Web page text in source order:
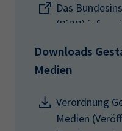
Das
(BiBB)
Downloads
Medien
Verordnung
Medien